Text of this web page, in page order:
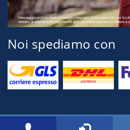
Noi spediamo con